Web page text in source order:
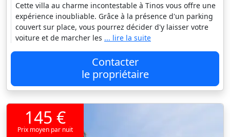
Cette villa au charme incontestable à Tinos vous offre une
expérience inoubliable. Grâce à la présence d'un parking
couvert sur place, vous pourrez décider d'y laisser votre
voiture et de marcher les ... lire la suite
Contacter
le propriétaire
145 €
Prix moyen par nuit